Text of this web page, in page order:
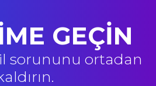
GEÇİN
sorununu ortadan